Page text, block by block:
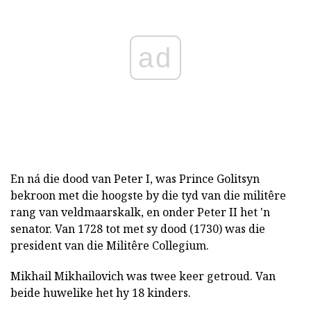
ad
En ná die dood van Peter I, was Prince Golitsyn
bekroon met die hoogste by die tyd van die militêre
rang van veldmaarskalk, en onder Peter II het 'n
senator. Van 1728 tot met sy dood (1730) was die
president van die Militêre Collegium.
Mikhail Mikhailovich was twee keer getroud. Van
beide huwelike het hy 18 kinders.